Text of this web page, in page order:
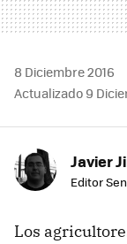
8 Diciembre 2016
Actualizado 9
Javier
Editor
Los